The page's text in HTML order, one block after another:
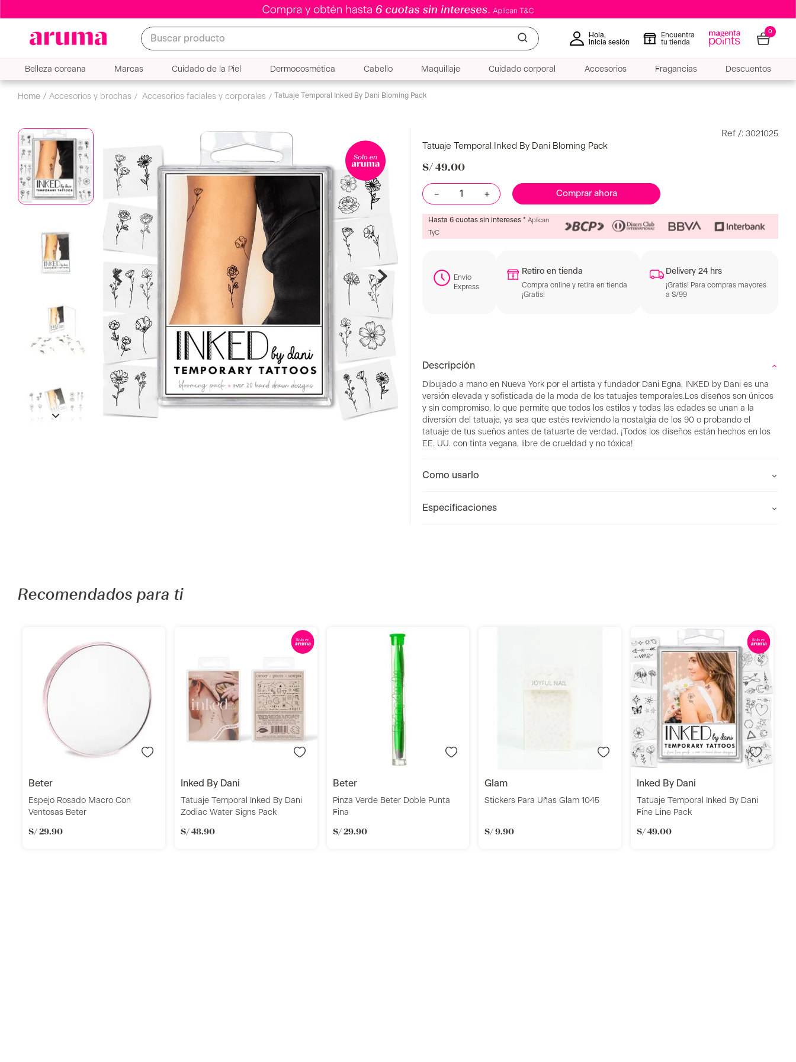
Buscar producto
Hola,
inicia sesión
Encuentra
tu tienda
0
Belleza coreana Marcas Cuidado de la Piel Dermocosmética Cabello Maquillaje Cuidado corporal Accesorios Fragancias Descuentos
accesorios y brochas accesorios faciales y corporales Tatuaje Temporal Inked By Dani Bloming Pack
: 3021025
Tatuaje Temporal Inked By Dani Bloming Pack
S/ 49.00
＋
－ Comprar ahora
Hasta 6 cuotas sin intereses * Aplican
TyC
Envío
Express
Retiro en tienda
Compra online y retira en tienda
¡Gratis!
Delivery 24 hrs
¡Gratis! Para compras mayores
a S/99
Descripción
Dibujado a mano en Nueva York por el artista y fundador Dani Egna, INKED by Dani es una
versión elevada y sofisticada de la moda de los tatuajes temporales.Los diseños son únicos
y sin compromiso, lo que permite que todos los estilos y todas las edades se unan a la
diversión del tatuaje, ya sea que estés reviviendo la nostalgia de los 90 o probando el
tatuaje de tus sueños antes de tatuarte de verdad. ¡Todos los diseños están hechos en los
EE. UU. con tinta vegana, libre de crueldad y no tóxica!
Como usarlo
Especificaciones
Recomendados para ti
beter
Espejo Rosado Macro Con
Ventosas Beter
S/ 29.90
Añadir
inked by dani
Tatuaje Temporal Inked By Dani
Zodiac Water Signs Pack
S/ 48.90
Añadir
beter
Pinza Verde Beter Doble Punta
Fina
S/ 29.90
glam
Stickers Para Uñas Glam 1045
S/ 9.90
Añadir
inked by dani
Tatuaje Temporal Inked By Dani
Fine Line Pack
S/ 49.00